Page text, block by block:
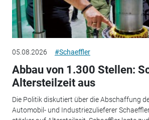
05.08.2026 #Schaeffler
Abbau von 1.300 Stellen:
Altersteilzeit aus
Die Politik diskutiert über die Abschaffung
Automobil- und Industriezulieferer